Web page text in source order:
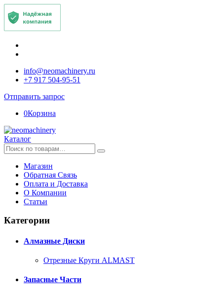
info@neomachinery.ru
+7 917 504-95-51
Отправить запрос
0Корзина
Каталог
Искать:
Магазин
Обратная Связь
Оплата и Доставка
О Компании
Статьи
Категории
Алмазные Диски
Отрезные Круги ALMAST
Запасные Части